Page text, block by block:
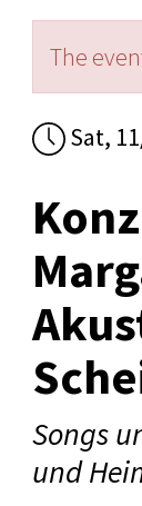
The
Sat,
Songs
und